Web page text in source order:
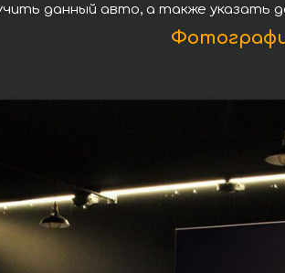
данный авто, а также указать